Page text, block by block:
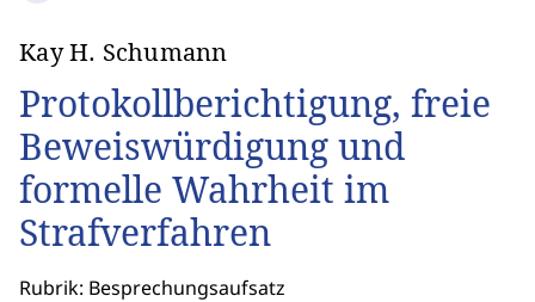
Kay H. Schumann
Protokollberichtigung, freie
Beweiswürdigung und
formelle Wahrheit im
Strafverfahren
Rubrik: Besprechungsaufsatz